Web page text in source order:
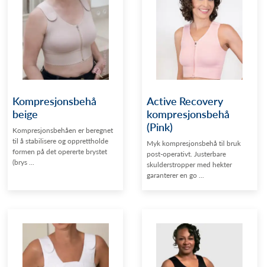
Kompresjonsbehå
beige
Kompresjonsbehåen er beregnet
til å stabilisere og opprettholde
formen på det opererte brystet
(brys ...
Active Recovery
kompresjonsbehå
(Pink)
Myk kompresjonsbehå til bruk
post-operativt. Justerbare
skulderstropper med hekter
garanterer en go ...